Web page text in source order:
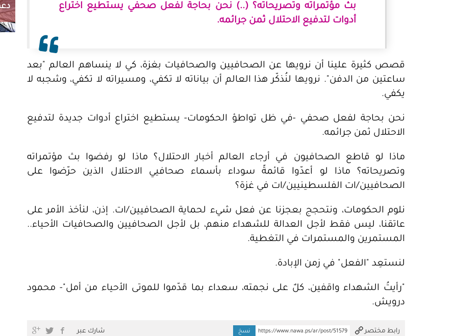
بث مؤتمراته وتصريحاته؟ (..) نحن بحاجة لفعل صحفي يستطيع اختراع
أدوات لتدفيع الاحتلال ثمن جرائمه.
قصص كثيرة علينا أن نرويها عن الصحافيين والصحافيات بغزة، كي لا ينساهم العالم "بعد
ساعتين من الدفن". نرويها لنُذكّر هذا العالم أن بياناته لا تكفي، ومسيراته لا تكفي، وشجبه لا
يكفي.
نحن بحاجة لفعل صحفي -في ظل تواطؤ الحكومات- يستطيع اختراع أدوات جديدة لتدفيع
الاحتلال ثمن جرائمه.
ماذا لو قاطع الصحافيون في أرجاء العالم أخبار الاحتلال؟ ماذا لو رفضوا بث مؤتمراته
وتصريحاته؟ ماذا لو أعدّوا قائمةً سوداء بأسماء صحافيي الاحتلال الذين حرّضوا على
الصحافيين/ات الفلسطينيين/ات في غزة؟
نلوم الحكومات، ونتحجج بعجزنا عن فعل شيء لحماية الصحافيين/ات. إذن، لنأخذ الأمر على
عاتقنا، ليس فقط لأجل العدالة للشهداء منهم، بل لأجل الصحافيين والصحافيات الأحياء..
المستمرين والمستمرات في التغطية.
لنستعِد "الفعل" في زمن الإبادة.
"رأيتُ الشهداء واقفين، كلٌ على نجمته، سعداء بما قدّموا للموتى الأحياء من أمل"- محمود
درويش.
رابط مختصر https://www.nawa.ps/ar/post/51579
تم النسخ نسخ شارك عبر